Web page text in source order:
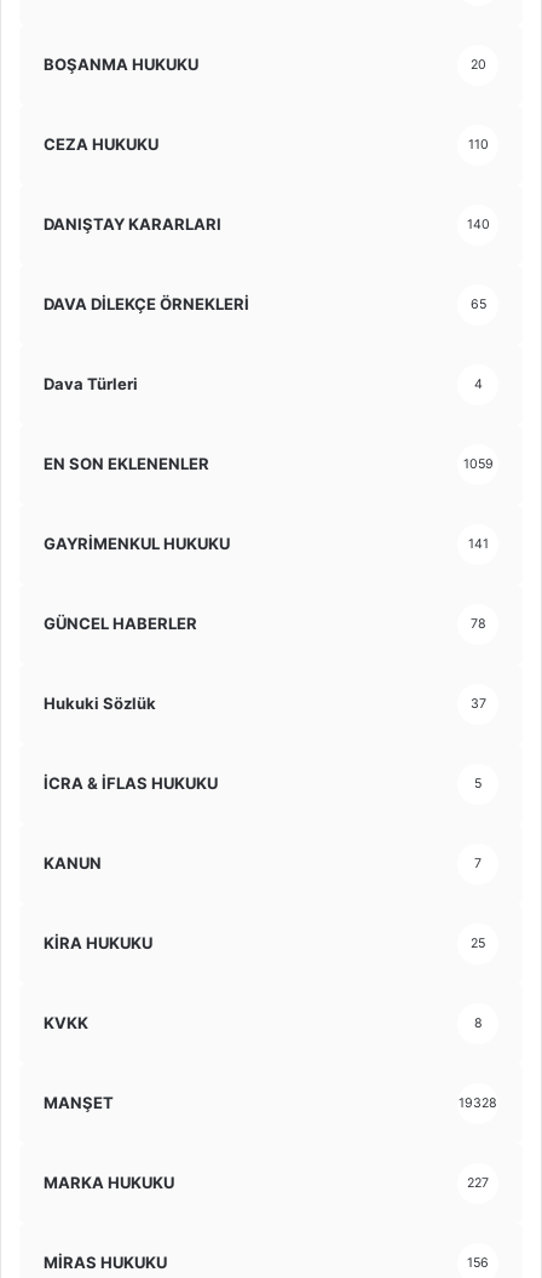
BOŞANMA HUKUKU 20
CEZA HUKUKU 110
DANIŞTAY KARARLARI 140
DAVA DİLEKÇE ÖRNEKLERİ 65
Dava Türleri 4
EN SON EKLENENLER 1059
GAYRİMENKUL HUKUKU 141
GÜNCEL HABERLER 78
Hukuki Sözlük 37
İCRA & İFLAS HUKUKU 5
KANUN 7
KİRA HUKUKU 25
KVKK 8
MANŞET 19328
MARKA HUKUKU 227
MİRAS HUKUKU 156